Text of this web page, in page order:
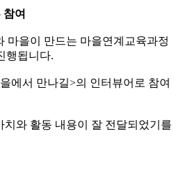
참여
마을이 만드는 마을연계교육과정
행됩니다.
에서 만나길>의 인터뷰어로 참여
와 활동 내용이 잘 전달되었기를